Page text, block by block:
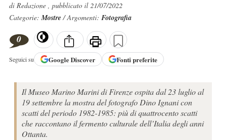
di Redazione , pubblicato il 21/07/2022
Categorie:Mostre/ Argomenti: Fotografia
0
Seguici su GoogleDiscover Fonti preferite
Il Museo Marino Marini di Firenze ospita dal 23 luglio al
19 settembre la mostra del fotografo Dino Ignani con
scatti del periodo 1982-1985: più di quattrocento scatti
che raccontano il fermento culturale dell’Italia degli anni
Ottanta.